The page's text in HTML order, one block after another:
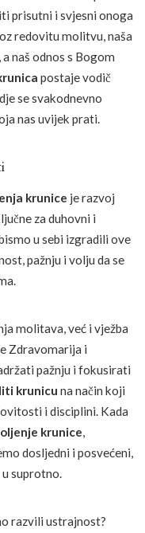
prisutni i svjesni onoga
redovitu molitvu, naša
naš odnos s Bogom
postaje vodič
se svakodnevno
nas uvijek prati.
krunice je razvoj
za duhovni i
u sebi izgradili ove
pažnju i volju da se
molitava, već i vježba
Zdravomarija i
pažnju i fokusirati
krunicu na način koji
i disciplini. Kada
krunice,
dosljedni i posvećeni,
suprotno.
razvili ustrajnost?